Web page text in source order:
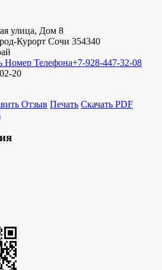
улица, Дом 8
Курорт Сочи 354340
Номер Телефона+7-928-447-32-08
20
Отзыв Печать Скачать PDF